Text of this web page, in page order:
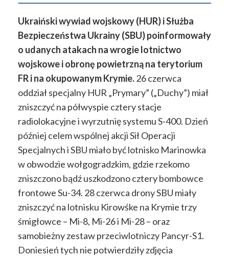
Ukraiński wywiad wojskowy (HUR) i Służba
Bezpieczeństwa Ukrainy (SBU) poinformowały
o udanych atakach na wrogie lotnictwo
wojskowe i obronę powietrzną na terytorium
FR i na okupowanym Krymie.26 czerwca
oddział specjalny HUR „Prymary” („Duchy”) miał
zniszczyć na półwyspie cztery stacje
radiolokacyjne i wyrzutnię systemu S-400. Dzień
później celem wspólnej akcji Sił Operacji
Specjalnych i SBU miało być lotnisko Marinowka
w obwodzie wołgogradzkim, gdzie rzekomo
zniszczono bądź uszkodzono cztery bombowce
frontowe Su-34. 28 czerwca drony SBU miały
zniszczyć na lotnisku Kirowśke na Krymie trzy
śmigłowce – Mi-8, Mi-26 i Mi-28 – oraz
samobieżny zestaw przeciwlotniczy Pancyr-S1.
Doniesień tych nie potwierdziły zdjęcia